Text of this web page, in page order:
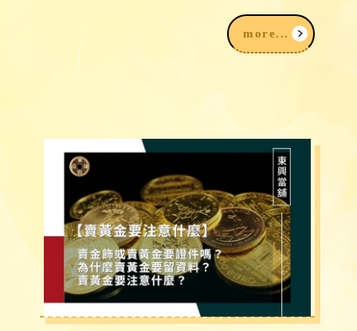
more...